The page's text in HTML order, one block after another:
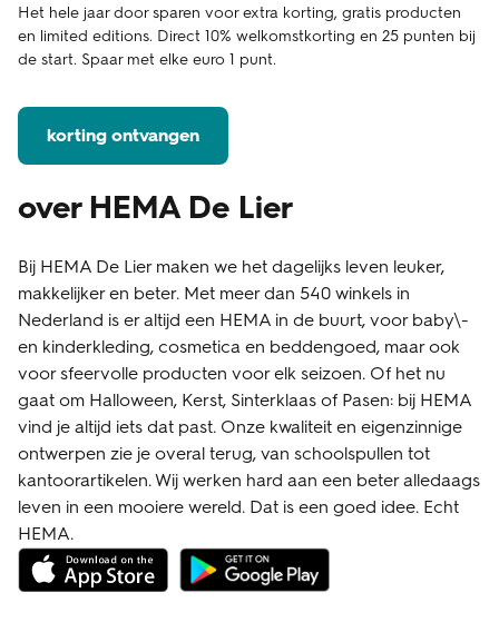
Het hele jaar door sparen voor extra korting, gratis producten
en limited editions. Direct 10% welkomstkorting en 25 punten bij
de start. Spaar met elke euro 1 punt.
korting ontvangen
over HEMA De Lier
Bij HEMA De Lier maken we het dagelijks leven leuker,
makkelijker en beter. Met meer dan 540 winkels in
Nederland is er altijd een HEMA in de buurt, voor baby\-
en kinderkleding, cosmetica en beddengoed, maar ook
voor sfeervolle producten voor elk seizoen. Of het nu
gaat om Halloween, Kerst, Sinterklaas of Pasen: bij HEMA
vind je altijd iets dat past. Onze kwaliteit en eigenzinnige
ontwerpen zie je overal terug, van schoolspullen tot
kantoorartikelen. Wij werken hard aan een beter alledaags
leven in een mooiere wereld. Dat is een goed idee. Echt
HEMA.